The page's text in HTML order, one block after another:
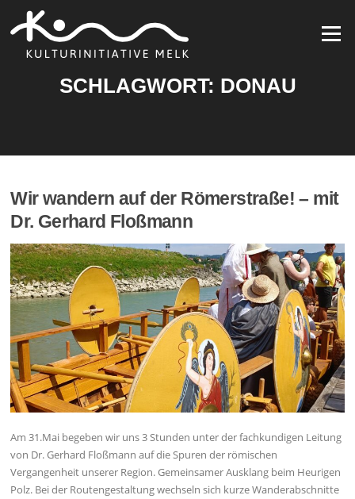
Inhalt
springen
Menü
SCHLAGWORT: DONAU
Wir wandern auf der Römerstraße! – mit
Dr. Gerhard Floßmann
Am 31.Mai begeben wir uns 3 Stunden unter der fachkundigen Leitung
von Dr. Gerhard Floßmann auf die Spuren der römischen
Vergangenheit unserer Region. Gemeinsamer Ausklang beim Heurigen
Polz. Bei der Routengestaltung wechseln sich kurze Wanderabschnitte